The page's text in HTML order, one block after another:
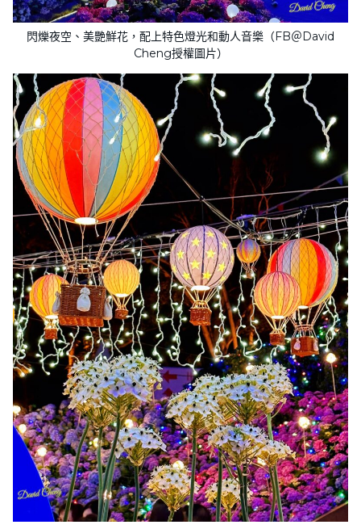
閃爍夜空、美艷鮮花，配上特色燈光和動人音樂（FB＠David
Cheng授權圖片）